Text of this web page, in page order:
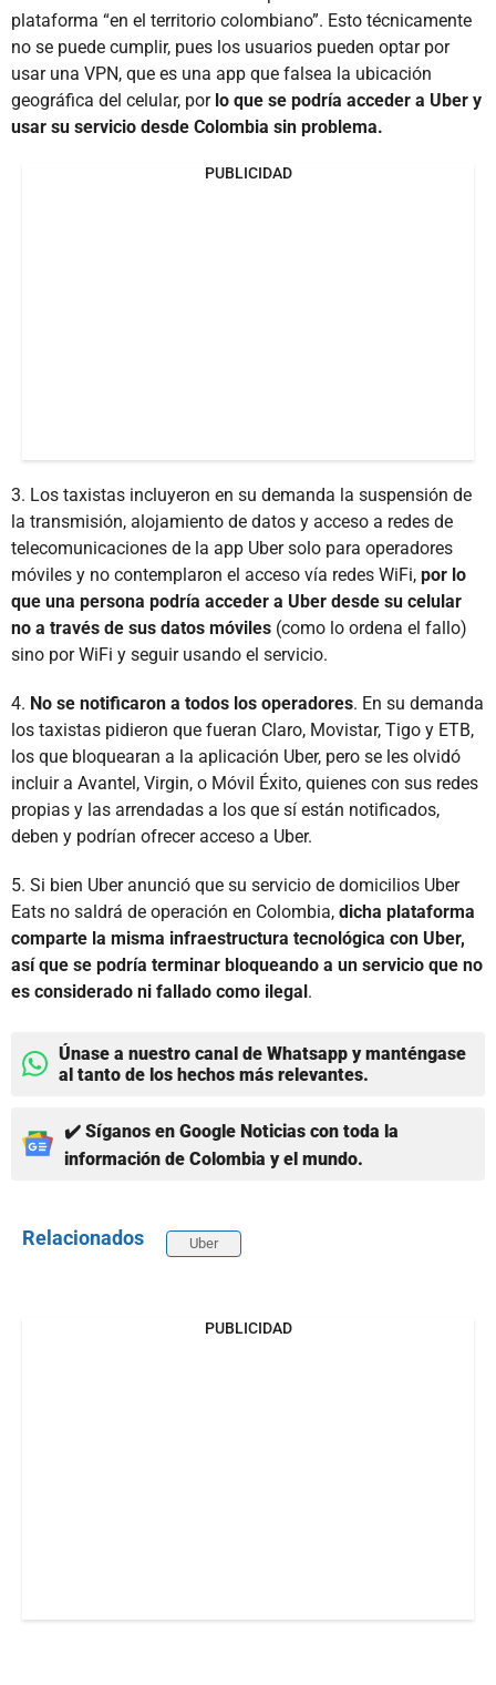
plataforma “en el territorio colombiano”. Esto técnicamente
no se puede cumplir, pues los usuarios pueden optar por
usar una VPN, que es una app que falsea la ubicación
geográfica del celular, por lo que se podría acceder a Uber y
usar su servicio desde Colombia sin problema.
PUBLICIDAD
3. Los taxistas incluyeron en su demanda la suspensión de
la transmisión, alojamiento de datos y acceso a redes de
telecomunicaciones de la app Uber solo para operadores
móviles y no contemplaron el acceso vía redes WiFi, por lo
que una persona podría acceder a Uber desde su celular
no a través de sus datos móviles (como lo ordena el fallo)
sino por WiFi y seguir usando el servicio.
4. No se notificaron a todos los operadores. En su demanda
los taxistas pidieron que fueran Claro, Movistar, Tigo y ETB,
los que bloquearan a la aplicación Uber, pero se les olvidó
incluir a Avantel, Virgin, o Móvil Éxito, quienes con sus redes
propias y las arrendadas a los que sí están notificados,
deben y podrían ofrecer acceso a Uber.
5. Si bien Uber anunció que su servicio de domicilios Uber
Eats no saldrá de operación en Colombia, dicha plataforma
comparte la misma infraestructura tecnológica con Uber,
así que se podría terminar bloqueando a un servicio que no
es considerado ni fallado como ilegal.
Únase a nuestro canal de Whatsapp y manténgase
al tanto de los hechos más relevantes.
✔️ Síganos en Google Noticias con toda la
información de Colombia y el mundo.
Relacionados Uber
PUBLICIDAD